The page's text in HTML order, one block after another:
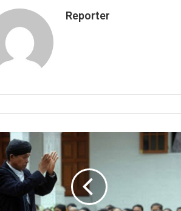
Reporter